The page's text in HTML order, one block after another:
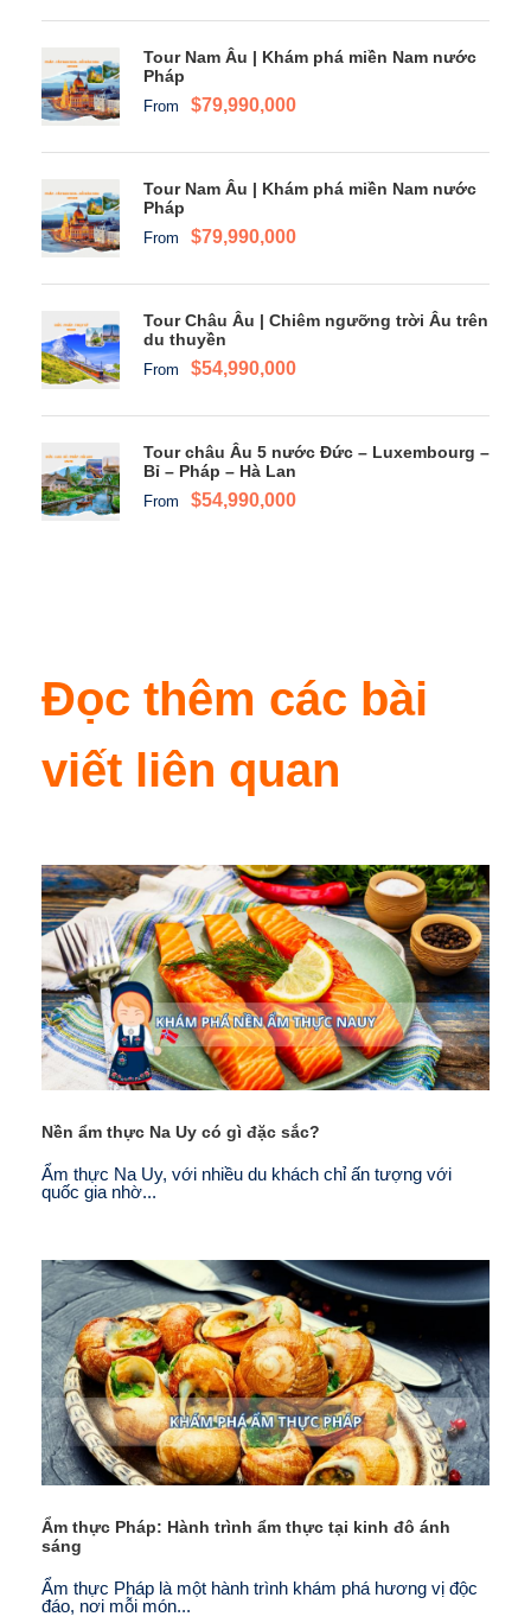
Tour Nam Âu | Khám phá miền Nam nước
Pháp
From $79,990,000
Tour Nam Âu | Khám phá miền Nam nước
Pháp
From $79,990,000
Tour Châu Âu | Chiêm ngưỡng trời Âu trên
du thuyền
From $54,990,000
Tour châu Âu 5 nước Đức – Luxembourg –
Bỉ – Pháp – Hà Lan
From $54,990,000
Đọc thêm các bài
viết liên quan
Nền ẩm thực Na Uy có gì đặc sắc?
Ẩm thực Na Uy, với nhiều du khách chỉ ấn tượng với
quốc gia nhờ...
Ẩm thực Pháp: Hành trình ẩm thực tại kinh đô ánh
sáng
Ẩm thực Pháp là một hành trình khám phá hương vị độc
đáo, nơi mỗi món...